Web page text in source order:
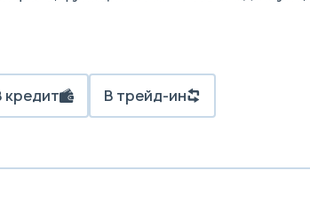
кредит В трейд-ин